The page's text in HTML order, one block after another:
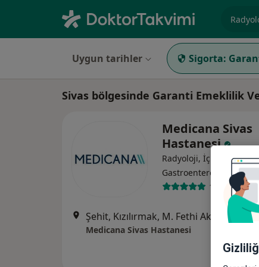
Uygun tarihler Sigorta:
Sivas bölgesinde Garanti Emeklilik
Medicana Sivas
Hastanesi
Radyoloji, İç hastalıkları,
Gastroenteroloji
·
119 görüş
Medicana Sivas Hastanesi